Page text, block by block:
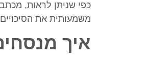
כפי שניתן לראות,
משמעותית את
איך